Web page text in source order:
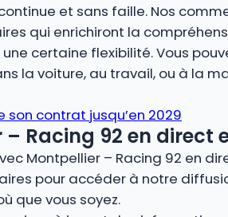
et sans faille. Nos
qui enrichiront la
certaine flexibilité. Vous
la voiture, au travail, ou à la
son contrat jusqu’en 2029
Racing 92 en direct
Montpellier – Racing 92 en
pour accéder à notre
que vous soyez.